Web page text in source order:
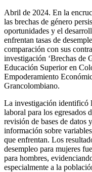
Abril de 2024. En la
las brechas de género
oportunidades y el
enfrentan tasas de
comparación con sus
investigación ‘Brechas de
Educación Superior en
Empoderamiento
Grancolombiano.
La investigación identificó
laboral para los egresados
revisión de bases de datos
información sobre
que enfrentan. Los
desempleo para mujeres
para hombres,
especialmente a la